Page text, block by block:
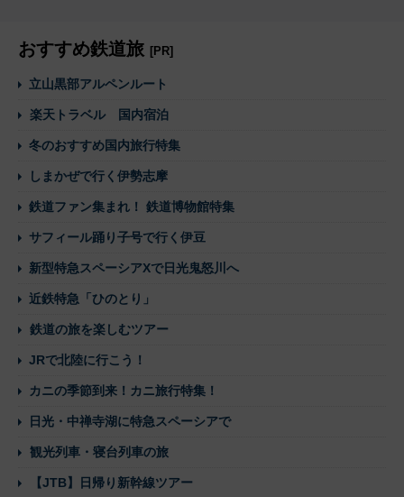
おすすめ鉄道旅 [PR]
立山黒部アルペンルート
楽天トラベル 国内宿泊
冬のおすすめ国内旅行特集
しまかぜで行く伊勢志摩
鉄道ファン集まれ！ 鉄道博物館特集
サフィール踊り子号で行く伊豆
新型特急スペーシアXで日光鬼怒川へ
近鉄特急「ひのとり」
鉄道の旅を楽しむツアー
JRで北陸に行こう！
カニの季節到来！カニ旅行特集！
日光・中禅寺湖に特急スペーシアで
観光列車・寝台列車の旅
【JTB】日帰り新幹線ツアー